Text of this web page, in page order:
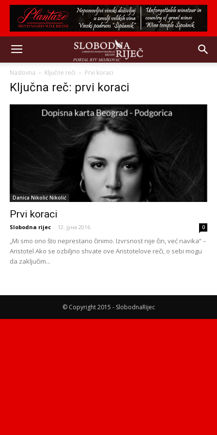
Naslovna Ključne reči Prvi koraci
Ključna reč: prvi koraci
Danica Nikolić Nikolić
Prvi koraci
Slobodna rijec - 12. јуна 2016. 0
„Mi smo ono što neprestano činimo. Izvrsnost nije čin, već navika“ –
Aristotel Ako se ozbiljno shvate ove Aristotelove reči, o sebi mogu
da zaključim...
© Copyright 2015 - SlobodnaRijec